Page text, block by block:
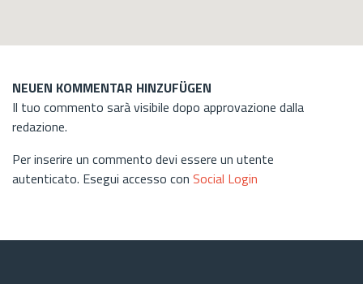
NEUEN KOMMENTAR HINZUFÜGEN
Il tuo commento sarà visibile dopo approvazione dalla
redazione.
Per inserire un commento devi essere un utente
autenticato. Esegui accesso con Social Login